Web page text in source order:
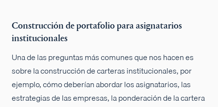
Construcción de portafolio para asignatarios
institucionales
Una de las preguntas más comunes que nos hacen es
sobre la construcción de carteras institucionales, por
ejemplo, cómo deberían abordar los asignatarios, las
estrategias de las empresas, la ponderación de la cartera